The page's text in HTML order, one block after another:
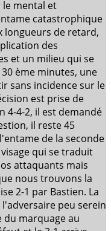
le mental et
catastrophique
longueurs de retard,
des
et un milieu qui se
ème minutes, une
sans incidence sur le
est prise de
4-4-2, il est demandé
il reste 45
de la seconde
qui se traduit
attaquants mais
nous trouvons la
2-1 par Bastien. La
peu serein
du marquage au